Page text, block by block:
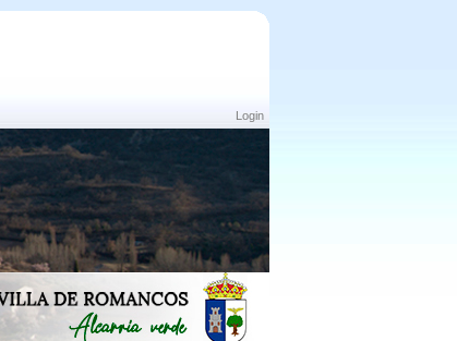
Login